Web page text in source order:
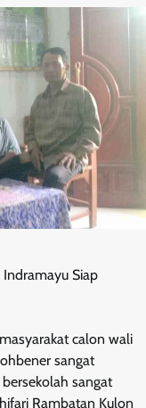
Siap
calon wali
sangat
sangat
Rambatan Kulon